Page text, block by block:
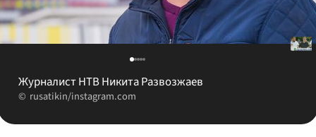
Журналист НТВ Никита Развозжаев
rusatikin/instagram.com